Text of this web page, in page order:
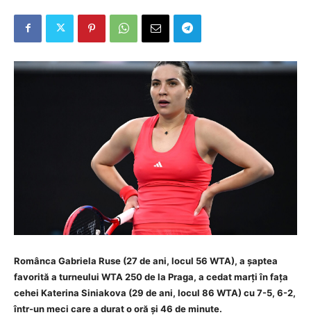
Românca Gabriela Ruse (27 de ani, locul 56 WTA), a șaptea
favorită a turneului WTA 250 de la Praga, a cedat marți în fața
cehei Katerina Siniakova (29 de ani, locul 86 WTA) cu 7-5, 6-2,
într-un meci care a durat o oră și 46 de minute.